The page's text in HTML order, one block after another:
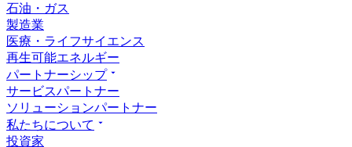
石油・ガス
製造業
医療・ライフサイエンス
再生可能エネルギー
パートナーシップ
サービスパートナー
ソリューションパートナー
私たちについて
投資家